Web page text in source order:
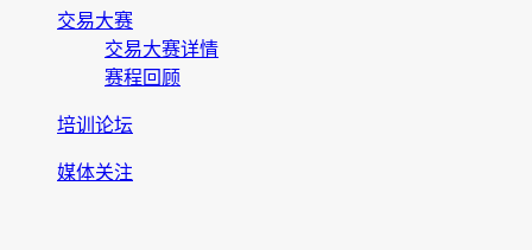
交易大赛
交易大赛详情
赛程回顾
培训论坛
媒体关注